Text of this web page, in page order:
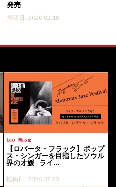
発売
投稿日 : 2020.02.18
Jazz Music
【ロバータ・フラック】ポップ
ス・シンガーを目指したソウル
界の才媛─ライ...
投稿日 : 2026.07.20